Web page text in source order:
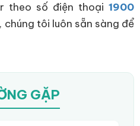
theo số điện thoại 1900
chúng tôi luôn sẵn sàng để
GẶP